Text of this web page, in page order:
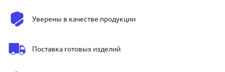
Уверены в качестве продукции
Поставка готовых изделий